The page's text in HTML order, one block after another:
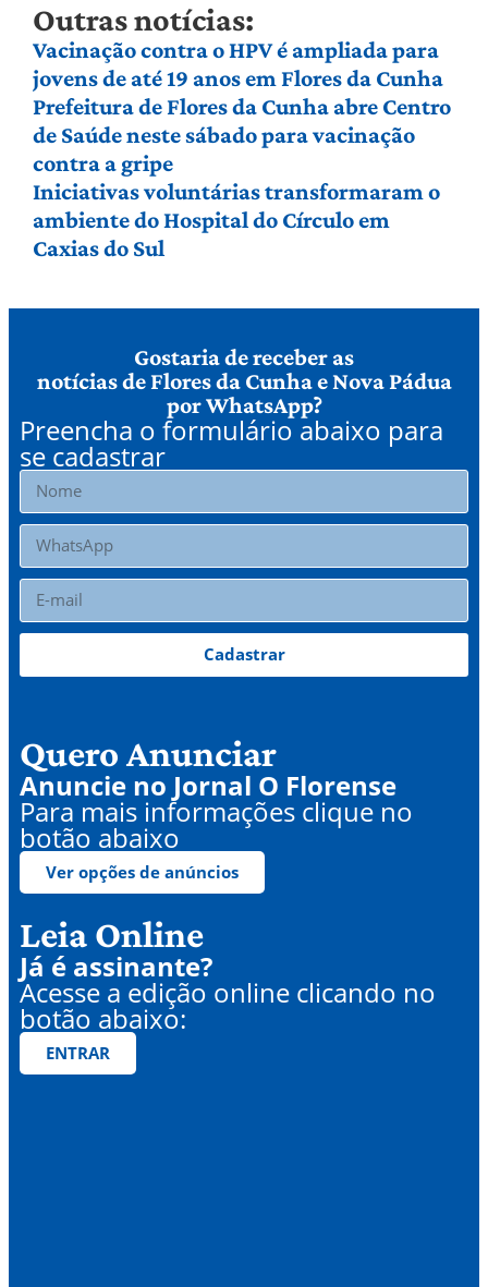
Outras notícias:
Vacinação contra o HPV é ampliada para
jovens de até 19 anos em Flores da Cunha
Prefeitura de Flores da Cunha abre Centro
de Saúde neste sábado para vacinação
contra a gripe
Iniciativas voluntárias transformaram o
ambiente do Hospital do Círculo em
Caxias do Sul
Gostaria de receber as
notícias de Flores da Cunha e Nova Pádua
por WhatsApp?
Preencha o formulário abaixo para
se cadastrar
Cadastrar
Quero Anunciar
Anuncie no Jornal O Florense
Para mais informações clique no
botão abaixo
Ver opções de anúncios
Leia Online
Já é assinante?
Acesse a edição online clicando no
botão abaixo:
ENTRAR